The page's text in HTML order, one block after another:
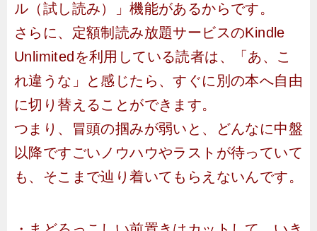
ル（試し読み）」機能があるからです。
さらに、定額制読み放題サービスのKindle
Unlimitedを利用している読者は、「あ、こ
れ違うな」と感じたら、すぐに別の本へ自由
に切り替えることができます。
つまり、冒頭の掴みが弱いと、どんなに中盤
以降ですごいノウハウやラストが待っていて
も、そこまで辿り着いてもらえないんです。